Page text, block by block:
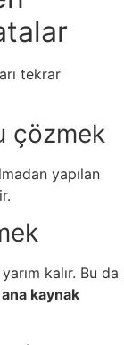
tekrar
çözmek
yapılan
kalır. Bu da
kaynak